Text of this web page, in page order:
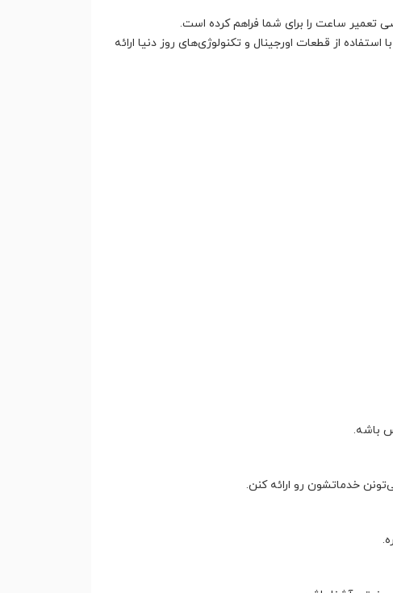
ساعت را برای شما فراهم کرده است.
از قطعات اورجینال و تکنولوژی‌های روز دنیا ارائه
باشه.
خدماتشون رو ارائه کنن.